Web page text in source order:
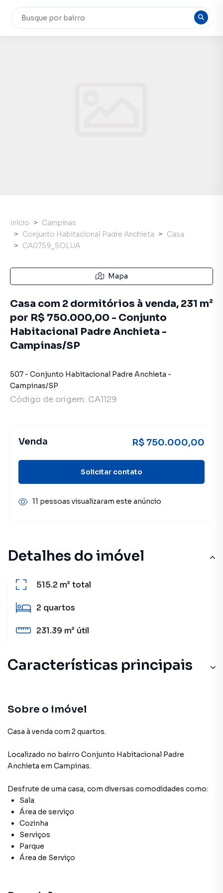
Detalhes do imóvel
515.2 m²total
2 quartos
231.39 m² útil
Características principais
Sobre o imóvel
Casa à venda com 2 quartos.
Localizado no bairro Conjunto Habitacional Padre
Anchieta em Campinas.
Desfrute de uma casa, com diversas comodidades como:
Sala
Área de serviço
Cozinha
Serviços
Parque
Área de Serviço
Início
Campinas
Conjunto Habitacional Padre Anchieta
Casa
CA0759_SOLUA
Mapa
Casa com 2 dormitórios à venda, 231 m²
por R$ 750.000,00 - Conjunto
Habitacional Padre Anchieta -
Campinas/SP
507 - Conjunto Habitacional Padre Anchieta -
Campinas/SP
Código de origem: CA1129
Venda R$ 750.000,00
Solicitar contato
11 pessoas visualizaram este anúncio